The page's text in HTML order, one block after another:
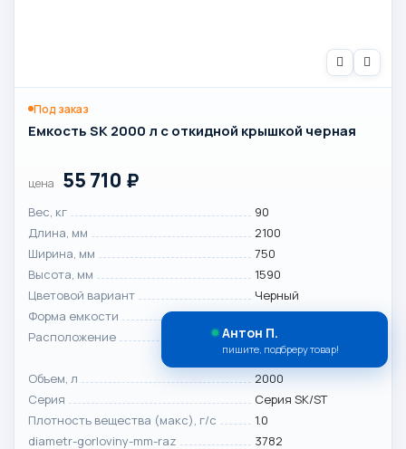
Под заказ
Емкость SK 2000 л с откидной крышкой черная
цена 55 710 ₽
Вес, кг
90
Длина, мм
2100
Ширина, мм
750
Высота, мм
1590
Цветовой вариант
Черный
Форма емкости
Прямоугольная
Расположение
Горизонтальное|
Вертикальное
Объем, л
2000
Серия
Серия SK/ST
Плотность вещества (макс), г/с
1.0
diametr-gorloviny-mm-raz
3782
Антон П.
пишите, подбреру товар!